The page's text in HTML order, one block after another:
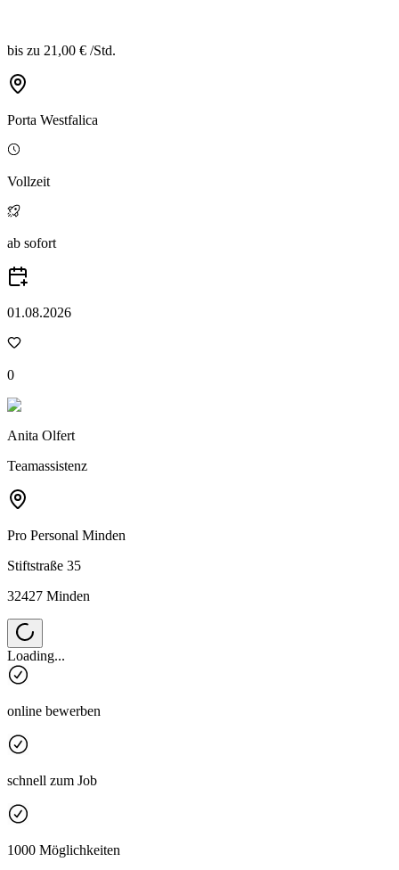
bis zu 21,00 € /Std.
Porta Westfalica
Vollzeit
ab sofort
01.08.2026
0
Anita Olfert
Teamassistenz
Pro Personal Minden
Stiftstraße 35
32427 Minden
Loading...
online bewerben
schnell zum Job
1000 Möglichkeiten